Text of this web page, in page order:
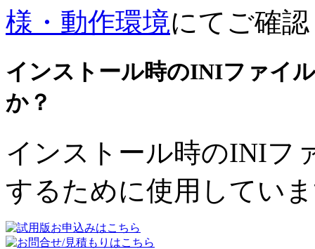
様・動作環境にてご確
インストール時のINIファイ
か？
インストール時のINIフ
するために使用してい